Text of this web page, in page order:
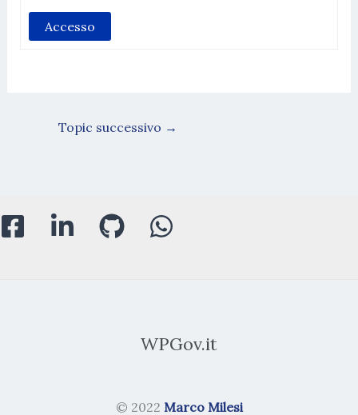
Accesso
Topic successivo →
WPGov.it
© 2022 Marco Milesi